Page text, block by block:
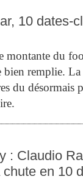
10 dates-
montante du
bien remplie.
du désormais
: Claudio
en 10